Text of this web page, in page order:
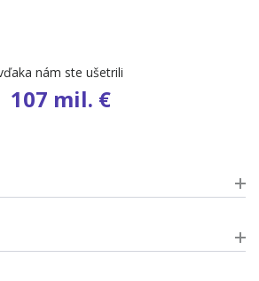
počet ponúk
9 654